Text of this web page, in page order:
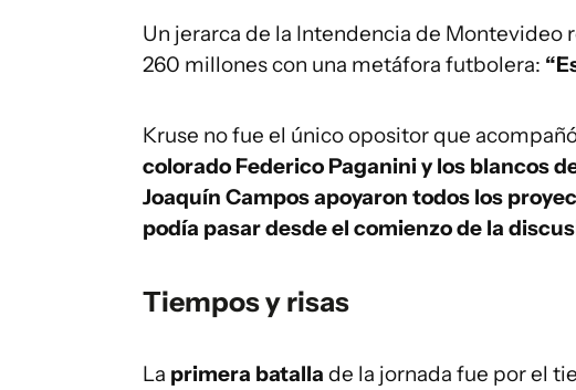
Un jerarca de la Intendencia de Montevideo
260 millones con una metáfora futbolera:
Kruse no fue el único opositor que
colorado Federico Paganini y los blancos
Joaquín Campos apoyaron todos los
podía pasar desde el comienzo de la
Tiempos y risas
La primera batalla de la jornada fue por el